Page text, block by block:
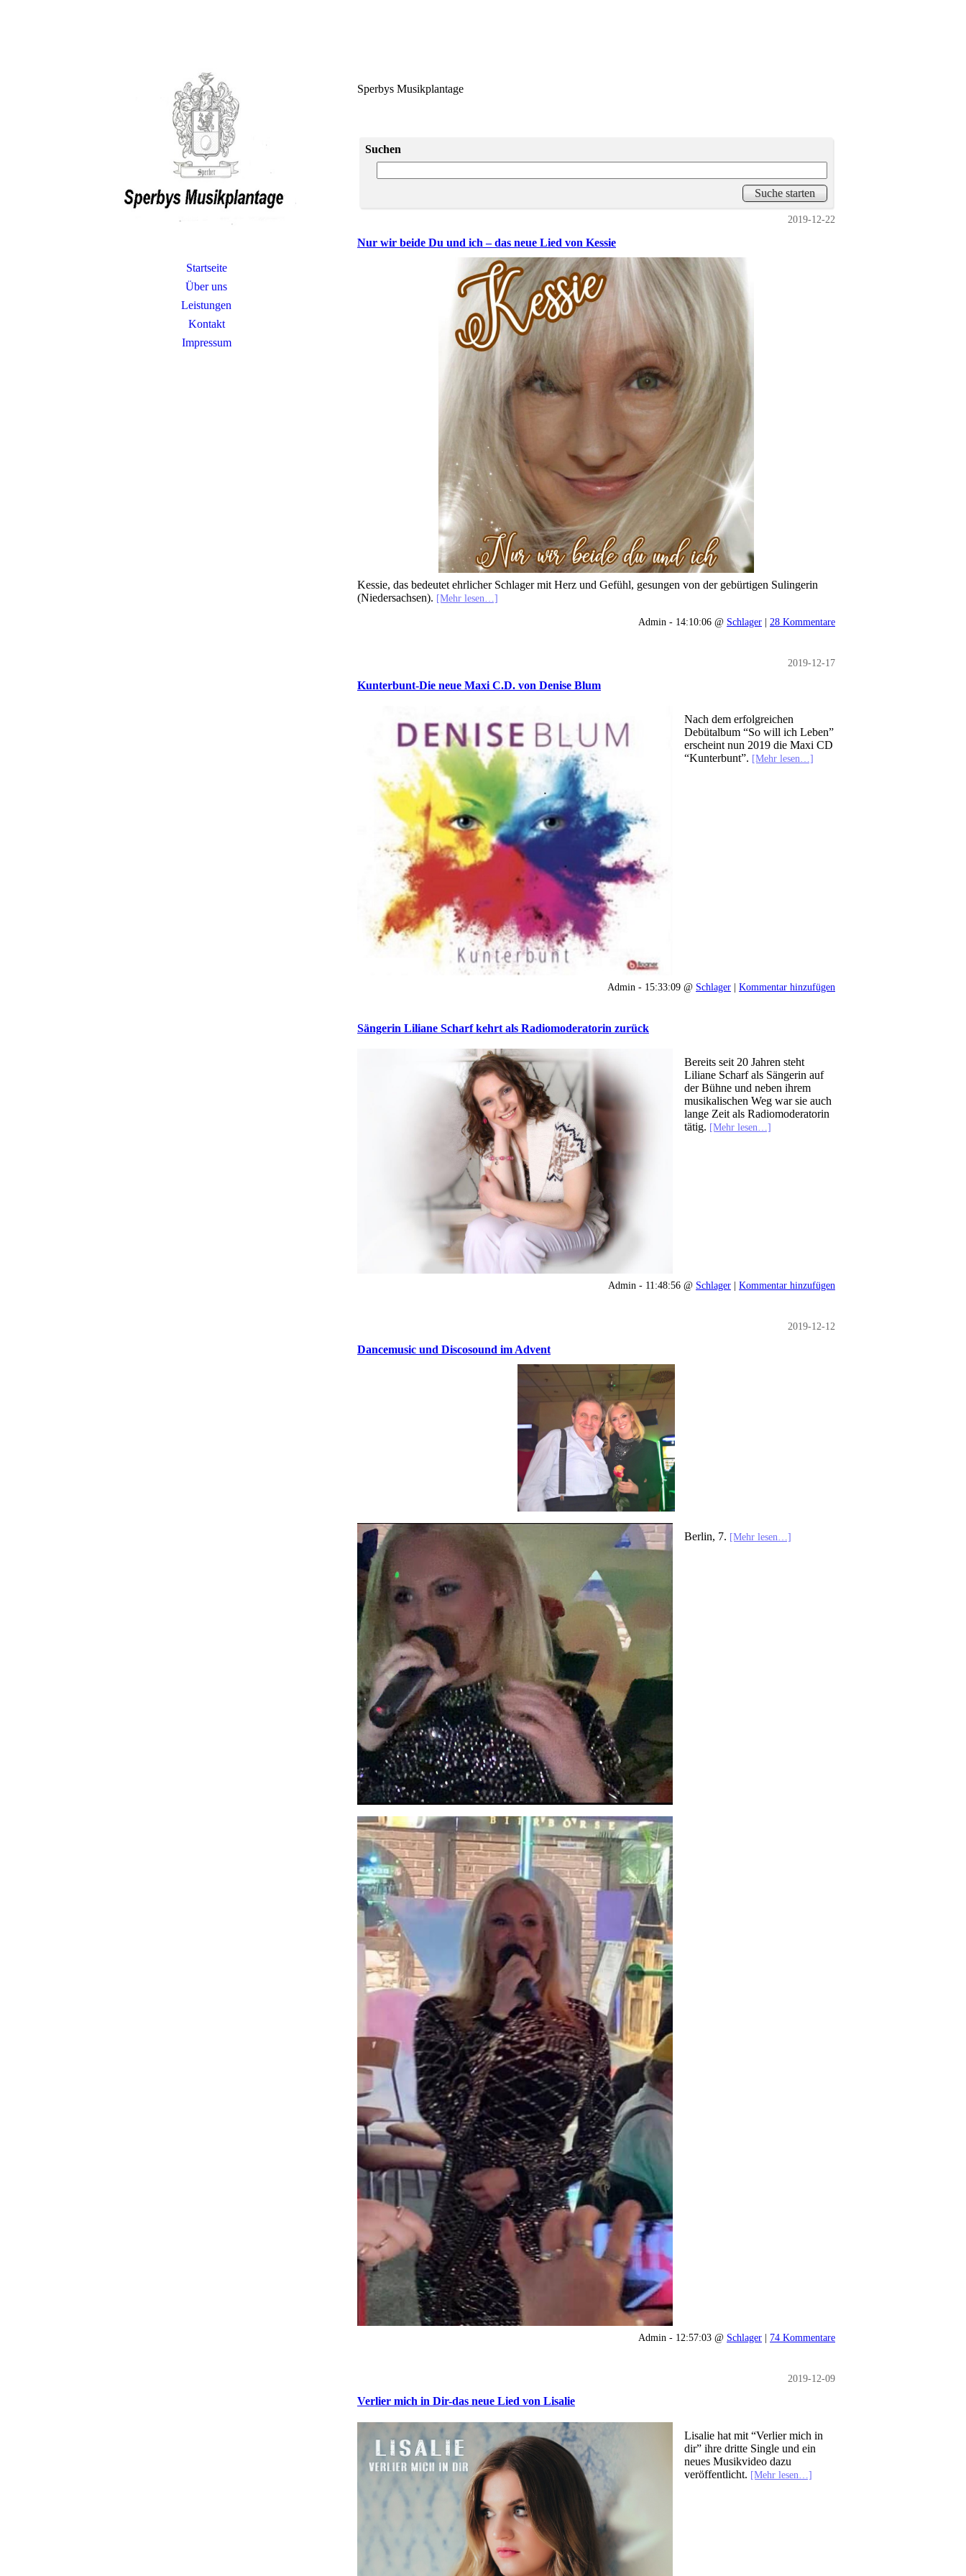
Startseite
Über uns
Leistungen
Kontakt
Impressum
Sperbys Musikplantage
Suchen
2019-12-22
Nur wir beide Du und ich – das neue Lied von Kessie
Kessie, das bedeutet ehrlicher Schlager mit Herz und Gefühl, gesungen von der gebürtigen Sulingerin
(Niedersachsen). [Mehr lesen…]
Admin - 14:10:06 @ Schlager | 28 Kommentare
2019-12-17
Kunterbunt-Die neue Maxi C.D. von Denise Blum
Nach dem erfolgreichen
Debütalbum “So will ich Leben”
erscheint nun 2019 die Maxi CD
“Kunterbunt”. [Mehr lesen…]
Admin - 15:33:09 @ Schlager | Kommentar hinzufügen
Sängerin Liliane Scharf kehrt als Radiomoderatorin zurück
Bereits seit 20 Jahren steht
Liliane Scharf als Sängerin auf
der Bühne und neben ihrem
musikalischen Weg war sie auch
lange Zeit als Radiomoderatorin
tätig. [Mehr lesen…]
Admin - 11:48:56 @ Schlager | Kommentar hinzufügen
2019-12-12
Dancemusic und Discosound im Advent
Berlin, 7. [Mehr lesen…]
Admin - 12:57:03 @ Schlager | 74 Kommentare
2019-12-09
Verlier mich in Dir-das neue Lied von Lisalie
Lisalie hat mit “Verlier mich in
dir” ihre dritte Single und ein
neues Musikvideo dazu
veröffentlicht. [Mehr lesen…]